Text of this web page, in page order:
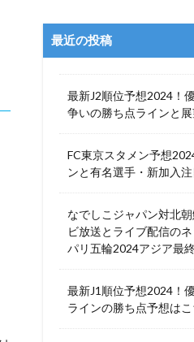
最近の投稿
最新J2順位予想2024！
争いの勝ち点ラインと展
FC東京スタメン予想
ンと有名選手・新加入注
なでしこジャパン対北
ビ放送とライブ配信の
パリ五輪2024アジア最
最新J1順位予想2024！
ラインの勝ち点予想はこ